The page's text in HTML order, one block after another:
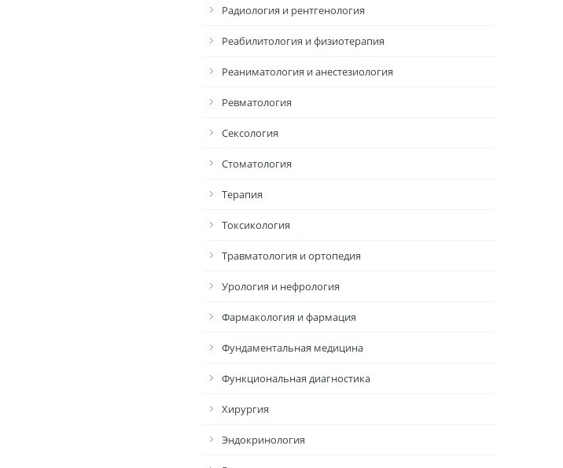
Радиология и рентгенология
Реабилитология и физиотерапия
Реаниматология и анестезиология
Ревматология
Сексология
Стоматология
Терапия
Токсикология
Травматология и ортопедия
Урология и нефрология
Фармакология и фармация
Фундаментальная медицина
Функциональная диагностика
Хирургия
Эндокринология